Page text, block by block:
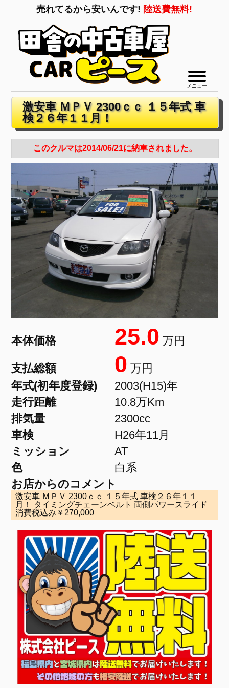
売れてるから安いんです! 陸送費無料!
メニュー
激安車 ＭＰＶ 2300ｃｃ １５年式 車
検２６年１１月！
このクルマは2014/06/21に納車されました。
本体価格 25.0 万円
支払総額 0 万円
年式(初年度登録)
2003(H15)年
走行距離
10.8万Km
排気量
2300cc
車検
H26年11月
ミッション
AT
色
白系
お店からのコメント
激安車 ＭＰＶ 2300ｃｃ １５年式 車検２６年１１
月！ タイミングチェーンベルト 両側パワースライド
消費税込み￥270,000